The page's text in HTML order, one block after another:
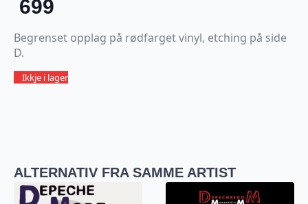
699
Begrenset opplag på rødfarget vinyl, etching på side
D.
Ikkje i lager
ALTERNATIV FRA SAMME ARTIST